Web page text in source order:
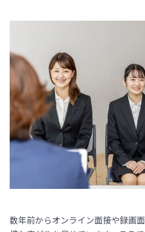
数年前からオンライン面接や録画